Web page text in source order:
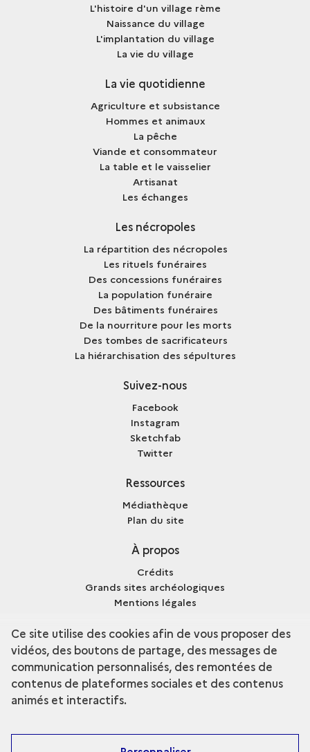
L'histoire d'un village rème
Naissance du village
L'implantation du village
La vie du village
La vie quotidienne
Agriculture et subsistance
Hommes et animaux
La pêche
Viande et consommateur
La table et le vaisselier
Artisanat
Les échanges
Les nécropoles
La répartition des nécropoles
Les rituels funéraires
Des concessions funéraires
La population funéraire
Des bâtiments funéraires
De la nourriture pour les morts
Des tombes de sacrificateurs
La hiérarchisation des sépultures
Suivez-nous
Facebook
Instagram
Sketchfab
Twitter
Ressources
Médiathèque
Plan du site
À propos
Crédits
Grands sites archéologiques
Mentions légales
Découvrir la collection
Ce site utilise des cookies afin de vous proposer des
vidéos, des boutons de partage, des messages de
communication personnalisés, des remontées de
contenus de plateformes sociales et des contenus
animés et interactifs.